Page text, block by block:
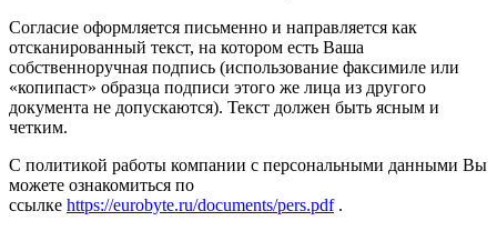
Согласие оформляется письменно и направляется как
отсканированный текст, на котором есть Ваша
собственноручная подпись (использование факсимиле или
«копипаст» образца подписи этого же лица из другого
документа не допускаются). Текст должен быть ясным и
четким.
С политикой работы компании с персональными данными Вы
можете ознакомиться по
ссылке https://eurobyte.ru/documents/pers.pdf.